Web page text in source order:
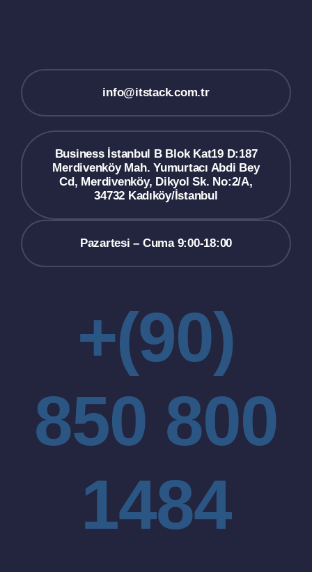
info@itstack.com.tr
Business İstanbul B Blok Kat19 D:187
Merdivenköy Mah. Yumurtacı Abdi Bey
Cd, Merdivenköy, Dikyol Sk. No:2/A,
34732 Kadıköy/İstanbul
Pazartesi – Cuma 9:00-18:00
+(90)
850 800
1484